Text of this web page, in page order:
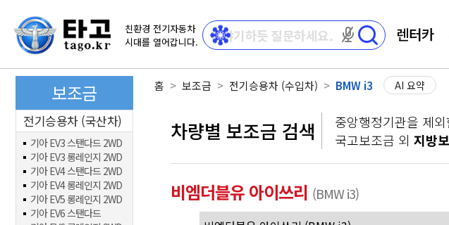
친환경 전기자동차
시대를 열어갑니다.
마이크 권한이 필요합니다
렌터카
홈 보조금 전기승용차 (수입차) BMW i3 AI 요약
보조금
전기승용차 (국산차)
기아 EV3 스탠다드 2WD
기아 EV3 롱레인지 2WD
기아 EV4 스탠다드 2WD
기아 EV4 롱레인지 2WD
기아 EV5 롱레인지 2WD
기아 EV6 스탠다드
차량별 보조금 검색
중앙행정기관을 제
국고보조금 외 지방
비엠더블유 아이쓰리 (BMW i3)